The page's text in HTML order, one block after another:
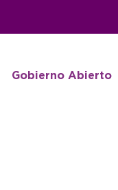
Gobierno Abierto